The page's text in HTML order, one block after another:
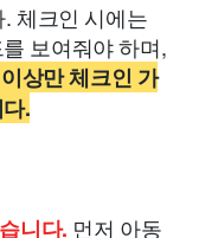
체크인 시에는
보여줘야 하며,
상만 체크인 가
.
니다. 먼저 아동